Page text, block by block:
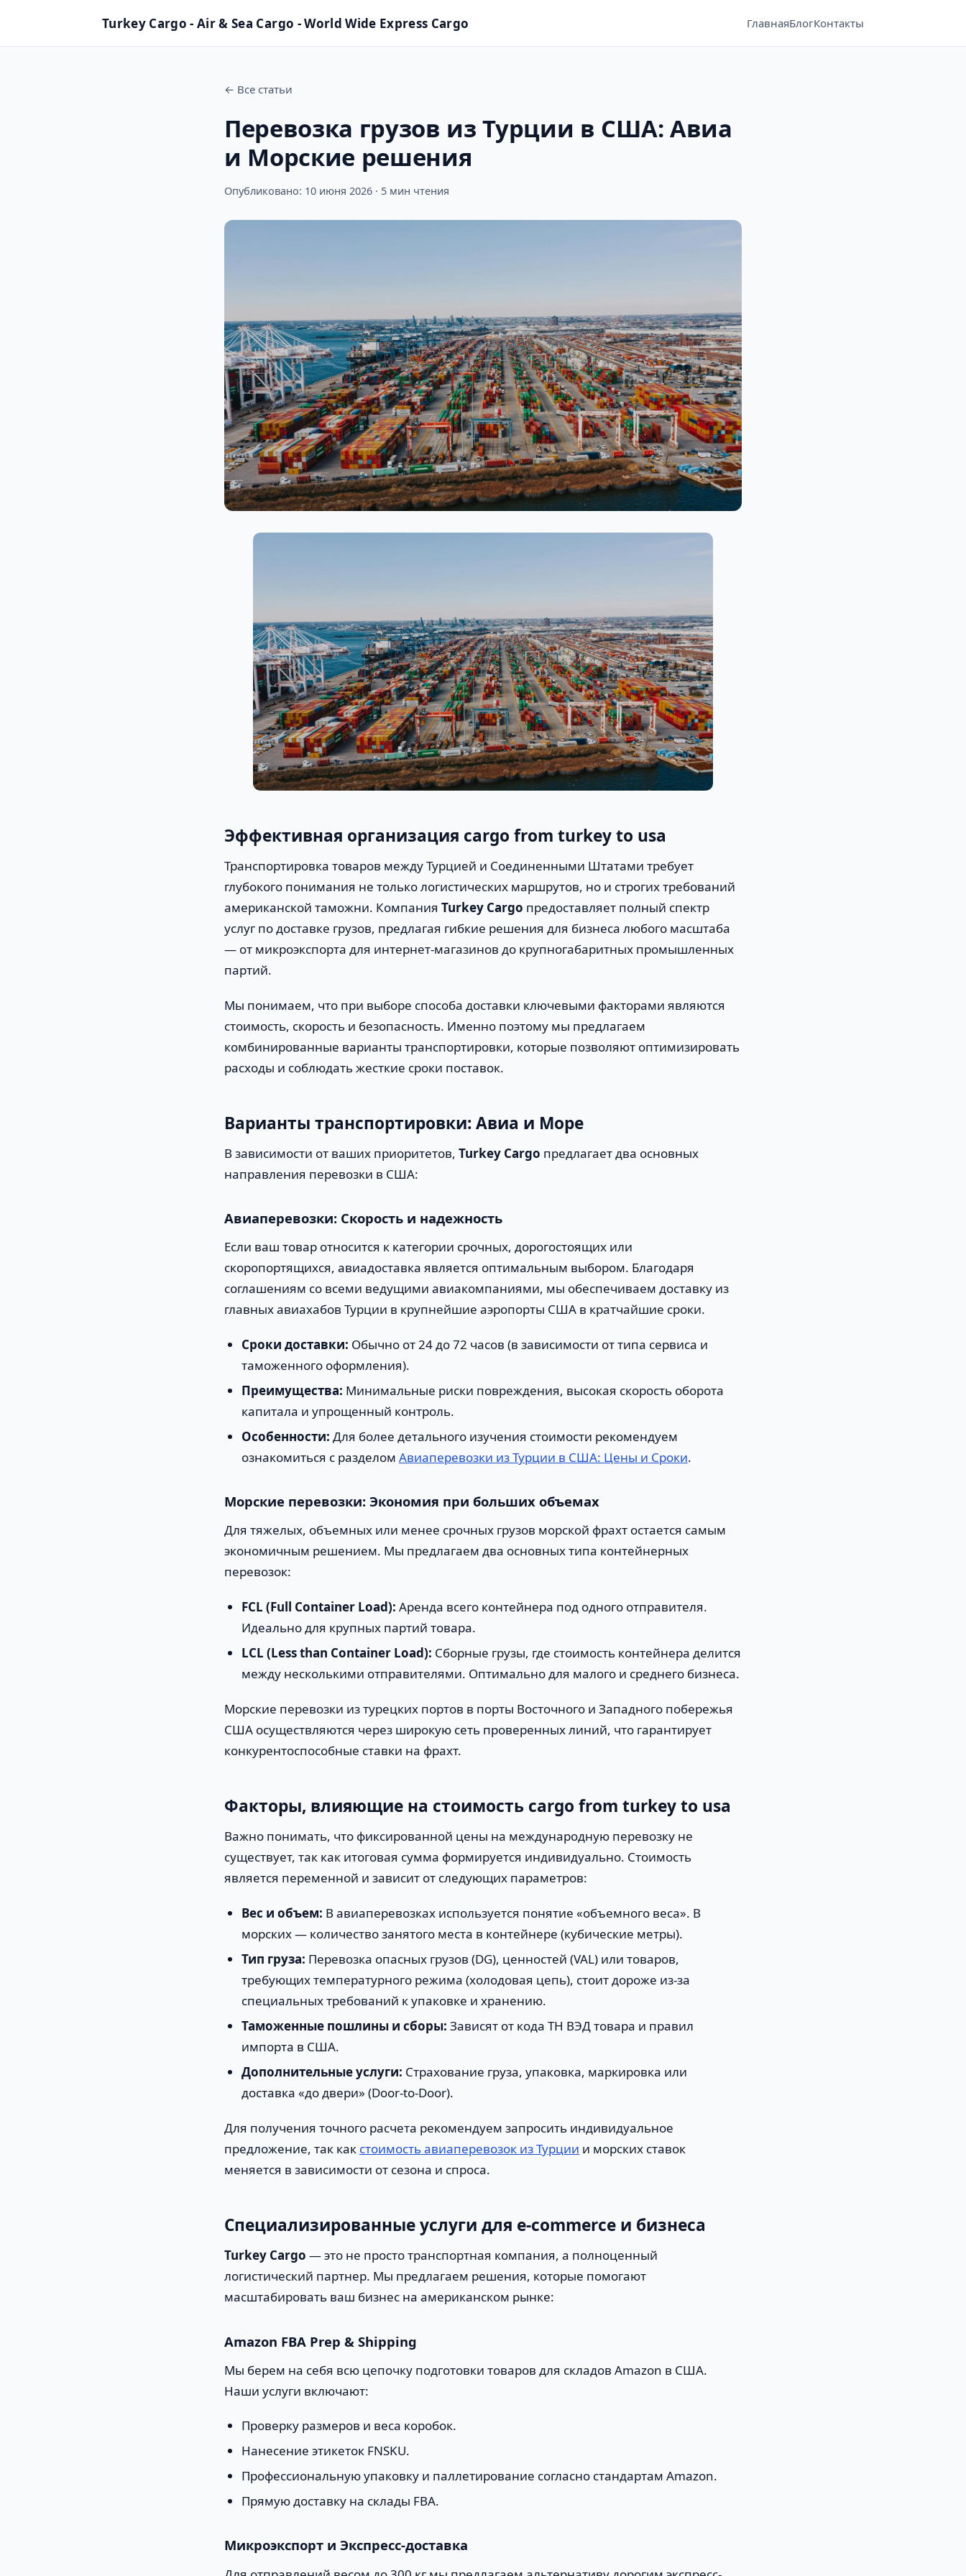
Turkey Cargo - Air & Sea Cargo - World Wide Express Cargo ГлавнаяБлогКонтакты
← Все статьи
Перевозка грузов из Турции в США: Авиа
и Морские решения
Опубликовано: 10 июня 2026 · 5 мин чтения
Эффективная организация cargo from turkey to usa
Транспортировка товаров между Турцией и Соединенными Штатами требует
глубокого понимания не только логистических маршрутов, но и строгих требований
американской таможни. Компания Turkey Cargo предоставляет полный спектр
услуг по доставке грузов, предлагая гибкие решения для бизнеса любого масштаба
— от микроэкспорта для интернет-магазинов до крупногабаритных промышленных
партий.
Мы понимаем, что при выборе способа доставки ключевыми факторами являются
стоимость, скорость и безопасность. Именно поэтому мы предлагаем
комбинированные варианты транспортировки, которые позволяют оптимизировать
расходы и соблюдать жесткие сроки поставок.
Варианты транспортировки: Авиа и Море
В зависимости от ваших приоритетов, Turkey Cargo предлагает два основных
направления перевозки в США:
Авиаперевозки: Скорость и надежность
Если ваш товар относится к категории срочных, дорогостоящих или
скоропортящихся, авиадоставка является оптимальным выбором. Благодаря
соглашениям со всеми ведущими авиакомпаниями, мы обеспечиваем доставку из
главных авиахабов Турции в крупнейшие аэропорты США в кратчайшие сроки.
Сроки доставки: Обычно от 24 до 72 часов (в зависимости от типа сервиса и
таможенного оформления).
Преимущества: Минимальные риски повреждения, высокая скорость оборота
капитала и упрощенный контроль.
Особенности: Для более детального изучения стоимости рекомендуем
ознакомиться с разделом Авиаперевозки из Турции в США: Цены и Сроки.
Морские перевозки: Экономия при больших объемах
Для тяжелых, объемных или менее срочных грузов морской фрахт остается самым
экономичным решением. Мы предлагаем два основных типа контейнерных
перевозок:
FCL (Full Container Load): Аренда всего контейнера под одного отправителя.
Идеально для крупных партий товара.
LCL (Less than Container Load): Сборные грузы, где стоимость контейнера делится
между несколькими отправителями. Оптимально для малого и среднего бизнеса.
Морские перевозки из турецких портов в порты Восточного и Западного побережья
США осуществляются через широкую сеть проверенных линий, что гарантирует
конкурентоспособные ставки на фрахт.
Факторы, влияющие на стоимость cargo from turkey to usa
Важно понимать, что фиксированной цены на международную перевозку не
существует, так как итоговая сумма формируется индивидуально. Стоимость
является переменной и зависит от следующих параметров:
Вес и объем: В авиаперевозках используется понятие «объемного веса». В
морских — количество занятого места в контейнере (кубические метры).
Тип груза: Перевозка опасных грузов (DG), ценностей (VAL) или товаров,
требующих температурного режима (холодовая цепь), стоит дороже из-за
специальных требований к упаковке и хранению.
Таможенные пошлины и сборы: Зависят от кода ТН ВЭД товара и правил
импорта в США.
Дополнительные услуги: Страхование груза, упаковка, маркировка или
доставка «до двери» (Door-to-Door).
Для получения точного расчета рекомендуем запросить индивидуальное
предложение, так как стоимость авиаперевозок из Турции и морских ставок
меняется в зависимости от сезона и спроса.
Специализированные услуги для e-commerce и бизнеса
Turkey Cargo — это не просто транспортная компания, а полноценный
логистический партнер. Мы предлагаем решения, которые помогают
масштабировать ваш бизнес на американском рынке:
Amazon FBA Prep & Shipping
Мы берем на себя всю цепочку подготовки товаров для складов Amazon в США.
Наши услуги включают:
Проверку размеров и веса коробок.
Нанесение этикеток FNSKU.
Профессиональную упаковку и паллетирование согласно стандартам Amazon.
Прямую доставку на склады FBA.
Микроэкспорт и Экспресс-доставка